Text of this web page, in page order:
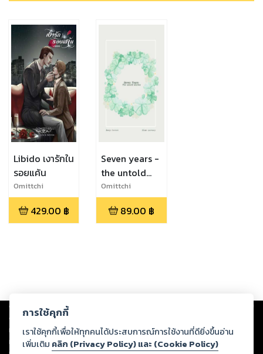
Libido เงารักใน
รอยแค้น
Omittchi
429.00 ฿
Seven years -
the untold
stories (เล่ม
พิเศษ เงารักใน
รอยแค้น)
Omittchi
89.00 ฿
Copyright © 2026
ต่อผลงานหรือเนื้อหาใดที่อัปโหลดผ่านเว็บไซต์และปรากฏว่าละเมิดสิทธิใน
ทรัพย์สินทางปัญญาของบุคคลอื่นหรือขัดต่อกฎหมายและศีลธรรม ดังนั้น ผู้อ่าน
ทุกท่านโปรดใช้วิจารณญาณในการกลั่นกรองด้วยตนเอง และหากท่านพบว่าส่วน
การใช้คุกกี้
เราใช้คุกกี้เพื่อให้ทุกคนได้ประสบการณ์การใช้งานที่ดียิ่งขึ้นอ่าน
เพิ่มเติม คลิก (Privacy Policy) และ (Cookie Policy)